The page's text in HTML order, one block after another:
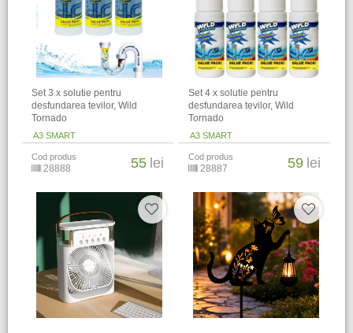
Set 3 x solutie pentru
desfundarea tevilor, Wild
Tornado
A3 SMART
Cod produs
28888 55 lei
Set 4 x solutie pentru
desfundarea tevilor, Wild
Tornado
A3 SMART
Cod produs
28887 59 lei